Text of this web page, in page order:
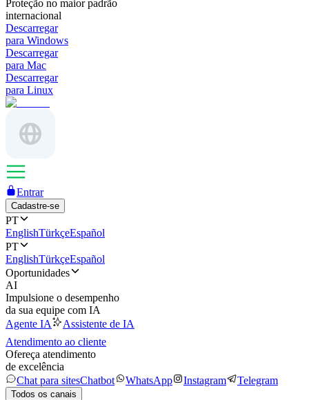
Proteção no maior padrão
internacional
Descarregar
para Windows
Descarregar
para Mac
Descarregar
para Linux
Entrar
Cadastre-se
PT
EnglishTürkçeEspañol
PT
EnglishTürkçeEspañol
Oportunidades
AI
Impulsione o desempenho
da sua equipe com IA
Agente IA
Assistente de IA
Atendimento ao cliente
Ofereça atendimento
de excelência
Chat para sitesChatbot WhatsApp Instagram Telegram
Todos os canais